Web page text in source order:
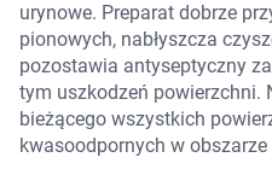
urynowe. Preparat dobrze
pionowych, nabłyszcza
pozostawia antyseptyczny
tym uszkodzeń powierzchni.
bieżącego wszystkich
kwasoodpornych w